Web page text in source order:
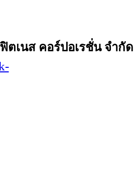
ตเนส คอร์ปอเรชั่น จำกัด